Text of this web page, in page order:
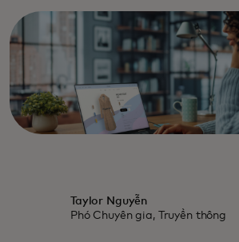
Taylor Nguyễn
Phó Chuyên gia, Truyền thông